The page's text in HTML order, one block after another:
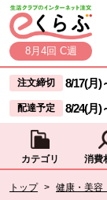
ページの先頭です。
本文へジャンプする。
8月4回 C週
ここからサイト内
サイト内共通メニ
注文締切 8/17(月)
配達予定 8/24(月)
カテゴリ 消費
トップ > 健康・美容